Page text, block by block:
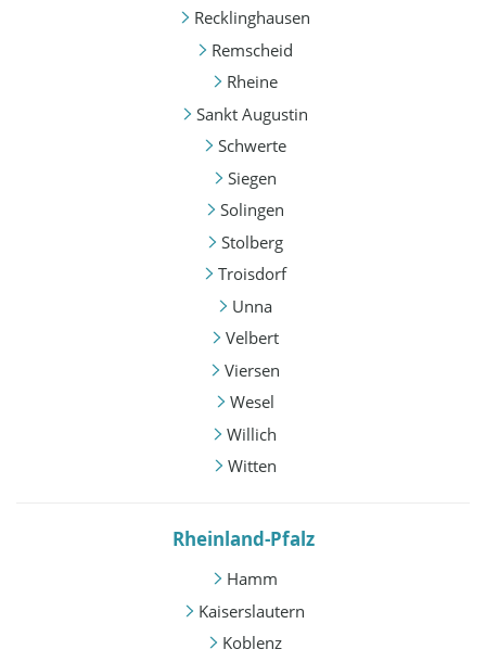
Recklinghausen
Remscheid
Rheine
Sankt Augustin
Schwerte
Siegen
Solingen
Stolberg
Troisdorf
Unna
Velbert
Viersen
Wesel
Willich
Witten
Rheinland-Pfalz
Hamm
Kaiserslautern
Koblenz